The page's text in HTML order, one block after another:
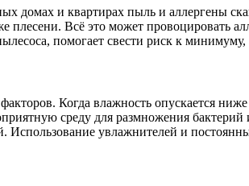
домах и квартирах пыль и аллергены
Всё это может провоцировать
помогает свести риск к
Когда влажность опускается
среду для размножения
Использование увлажнителей и